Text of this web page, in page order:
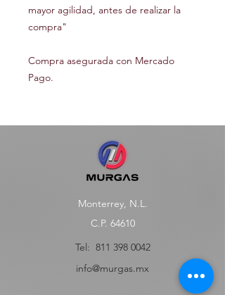
mayor agilidad, antes de realizar la
compra"
Compra asegurada con Mercado
Pago.
Monterrey, N.L.
C.P. 64610
Tel: 811 398 0042
info@murgas.mx